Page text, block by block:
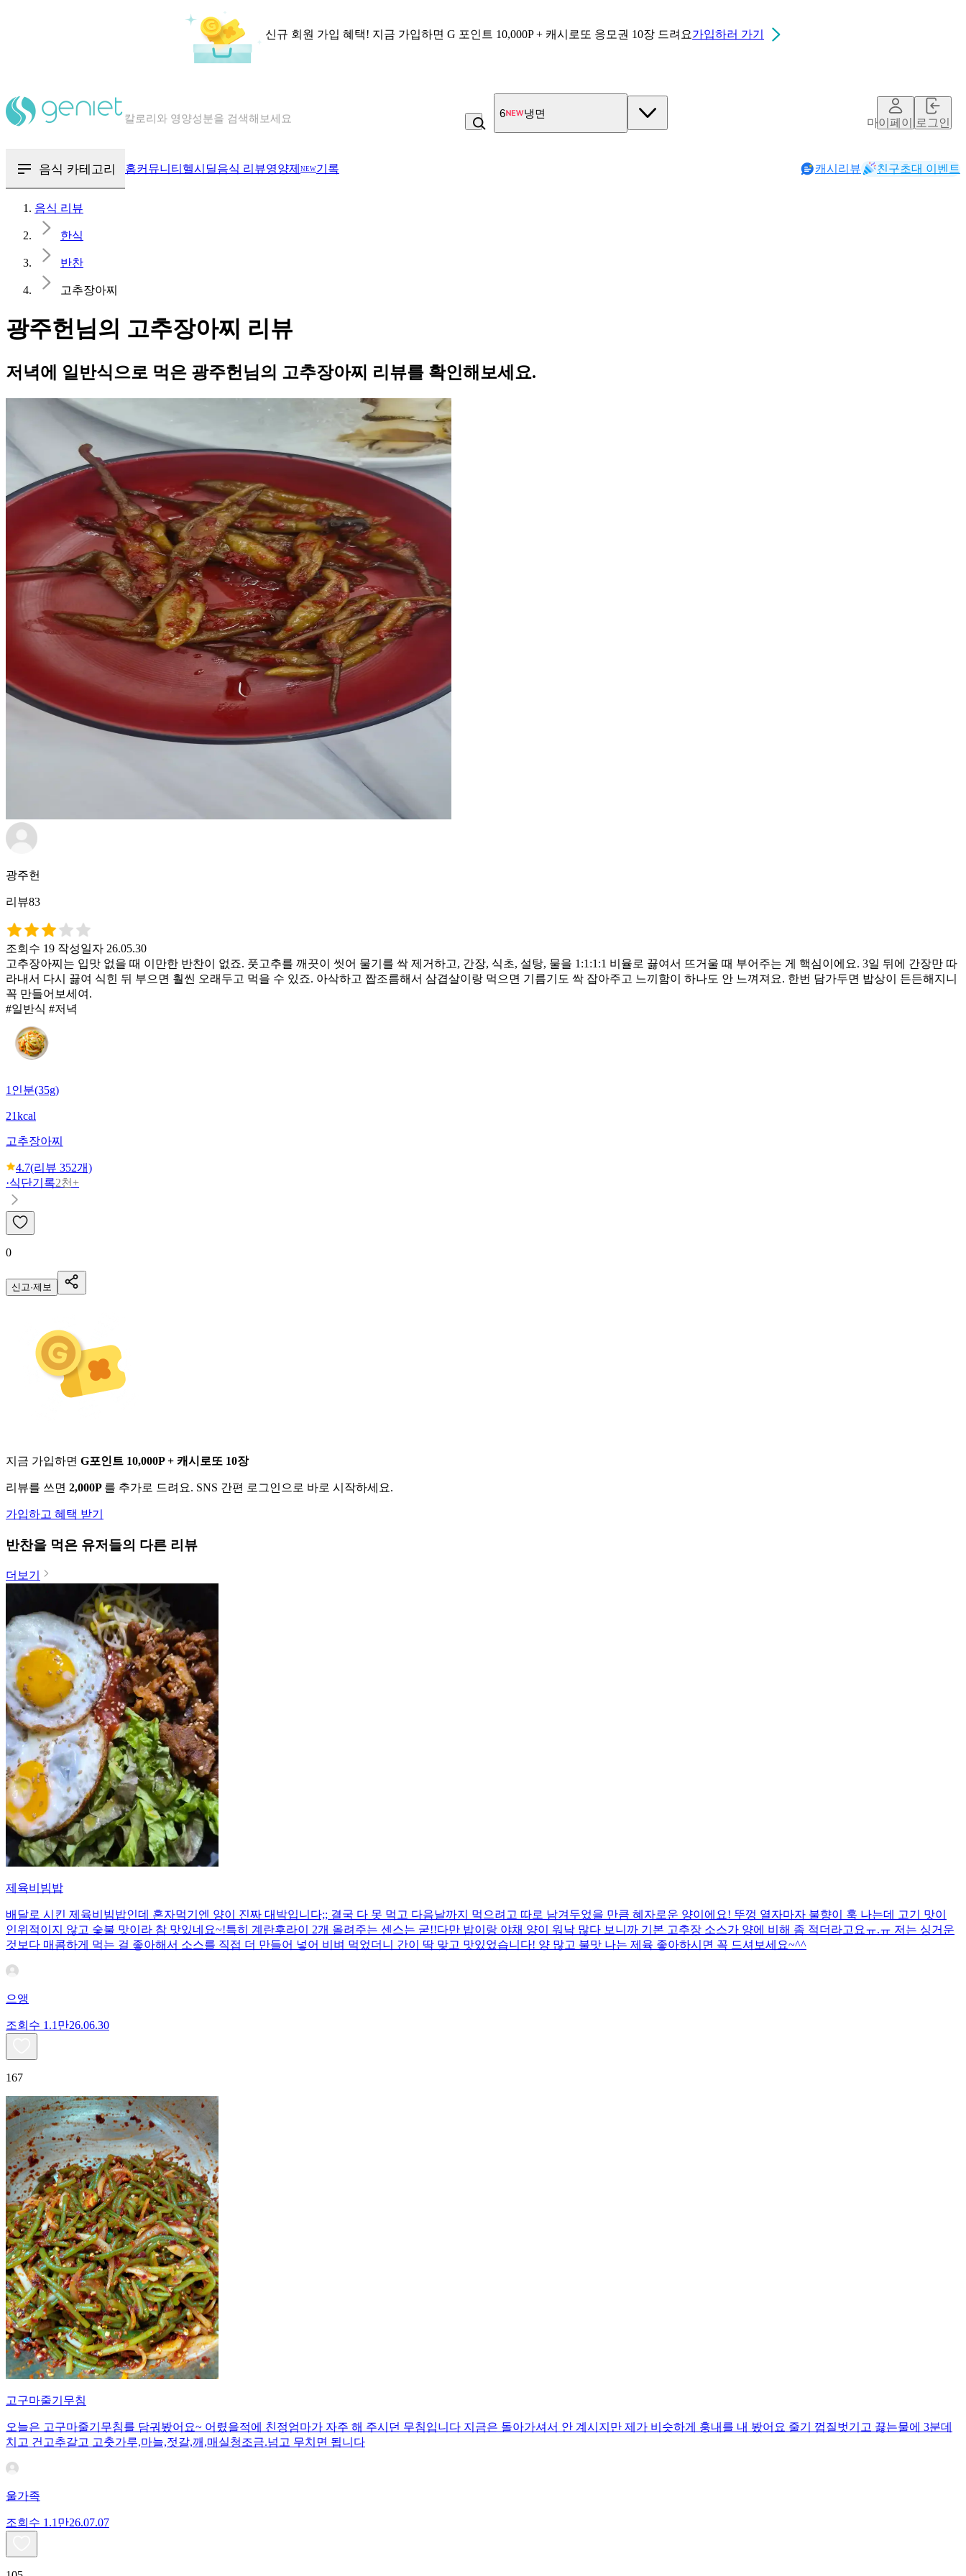
신규 회원 가입 혜택! 지금 가입하면 G 포인트 10,000P + 캐시로또 응모권 10장 드려요가입하러 가기
칼로리와 영양성분을 검색해보세요
7 고구마
마이페이지로그인
음식 카테고리 홈커뮤니티 헬시딜음식 리뷰영양제 NEW기록 캐시리뷰 친구초대 이벤트
음식 리뷰
한식
반찬
고추장아찌
광주헌님의 고추장아찌 리뷰
저녁에 일반식으로 먹은 광주헌님의 고추장아찌 리뷰를 확인해보세요.
광주헌
리뷰83
조회수 19 작성일자 26.05.30
고추장아찌는 입맛 없을 때 이만한 반찬이 없죠. 풋고추를 깨끗이 씻어 물기를 싹 제거하고, 간장, 식초, 설탕, 물을 1:1:1:1 비율로 끓여서 뜨거울 때 부어주는 게 핵심이에요. 3일 뒤에 간장만 따
라내서 다시 끓여 식힌 뒤 부으면 훨씬 오래두고 먹을 수 있죠. 아삭하고 짭조름해서 삼겹살이랑 먹으면 기름기도 싹 잡아주고 느끼함이 하나도 안 느껴져요. 한번 담가두면 밥상이 든든해지니
꼭 만들어보세여.
#일반식 #저녁
1인분(35g)
21kcal
고추장아찌
4.7(리뷰 352개)
·식단기록2천+
0
신고·제보
지금 가입하면 G포인트 10,000P + 캐시로또 10장
리뷰를 쓰면 2,000P 를 추가로 드려요. SNS 간편 로그인으로 바로 시작하세요.
가입하고 혜택 받기
반찬을 먹은 유저들의 다른 리뷰
더보기
제육비빔밥
배달로 시킨 제육비빔밥인데 혼자먹기엔 양이 진짜 대박입니다;; 결국 다 못 먹고 다음날까지 먹으려고 따로 남겨두었을 만큼 혜자로운 양이에요! 뚜껑 열자마자 불향이 훅 나는데 고기 맛이
인위적이지 않고 숯불 맛이라 참 맛있네요~!특히 계란후라이 2개 올려주는 센스는 굳!! ​다만 밥이랑 야채 양이 워낙 많다 보니까 기본 고추장 소스가 양에 비해 좀 적더라고요ㅠ.ㅠ 저는 싱거운
것보다 매콤하게 먹는 걸 좋아해서 소스를 직접 더 만들어 넣어 비벼 먹었더니 간이 딱 맞고 맛있었습니다! 양 많고 불맛 나는 제육 좋아하시면 꼭 드셔보세요~^^
으앵
조회수 1.1만26.06.30
167
고구마줄기무침
오늘은 고구마줄기무침를 담궈봤어요~ 어렸을적에 친정엄마가 자주 해 주시던 무침입니다 지금은 돌아가셔서 안 계시지만 제가 비슷하게 훙내를 내 봤어요 줄기 껍질벗기고 끓는물에 3분데
치고 건고추갈고 고춧가루,마늘,젓갈,깨,매실청조금.넘고 무치면 됩니다
울가족
조회수 1.1만26.07.07